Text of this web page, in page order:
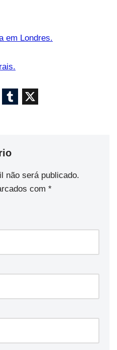
em Londres.
não será publicado.
com *